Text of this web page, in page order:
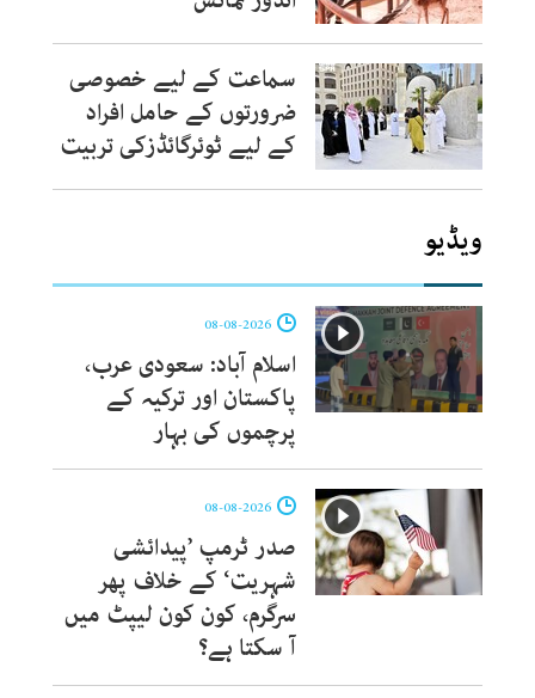
سماعت کے لیے خصوصی
ضرورتوں کے حامل افراد
کے لیے ٹوئرگائڈزکی تربیت
ویڈیو
اسلام آباد: سعودی عرب،
پاکستان اور ترکیہ کے
پرچموں کی بہار
صدر ٹرمپ ’پیدائشی
شہریت‘ کے خلاف پھر
سرگرم، کون کون لیپٹ میں
آ سکتا ہے؟